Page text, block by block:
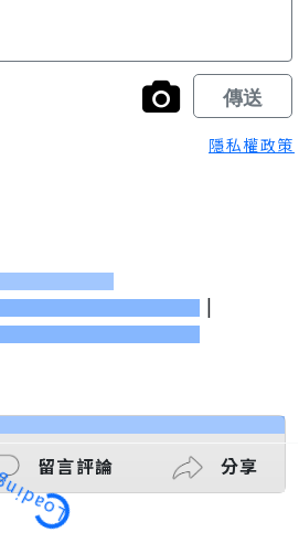
隱私權政策
|
留言評論 分享
Loading